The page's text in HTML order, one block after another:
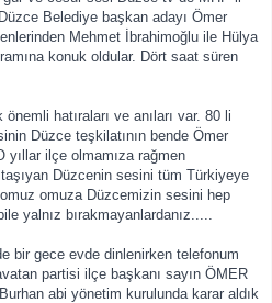
Belediye başkan adayı Ömer
Mehmet İbrahimoğlu ile Hülya
konuk oldular. Dört saat süren
hatıraları ve anıları var. 80 li
Düzce teşkilatının bende Ömer
yıllar ilçe olmamıza rağmen
Düzcenin sesini tüm Türkiyeye
omuza Düzcemizin sesini hep
yalnız bırakmayanlardanız.....
bir gece evde dinlenirken telefonum
partisi ilçe başkanı sayın ÖMER
abi yönetim kurulunda karar aldık